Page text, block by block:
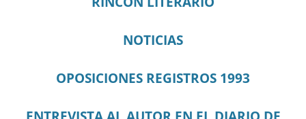
NOTICIAS
OPOSICIONES REGISTROS 1993